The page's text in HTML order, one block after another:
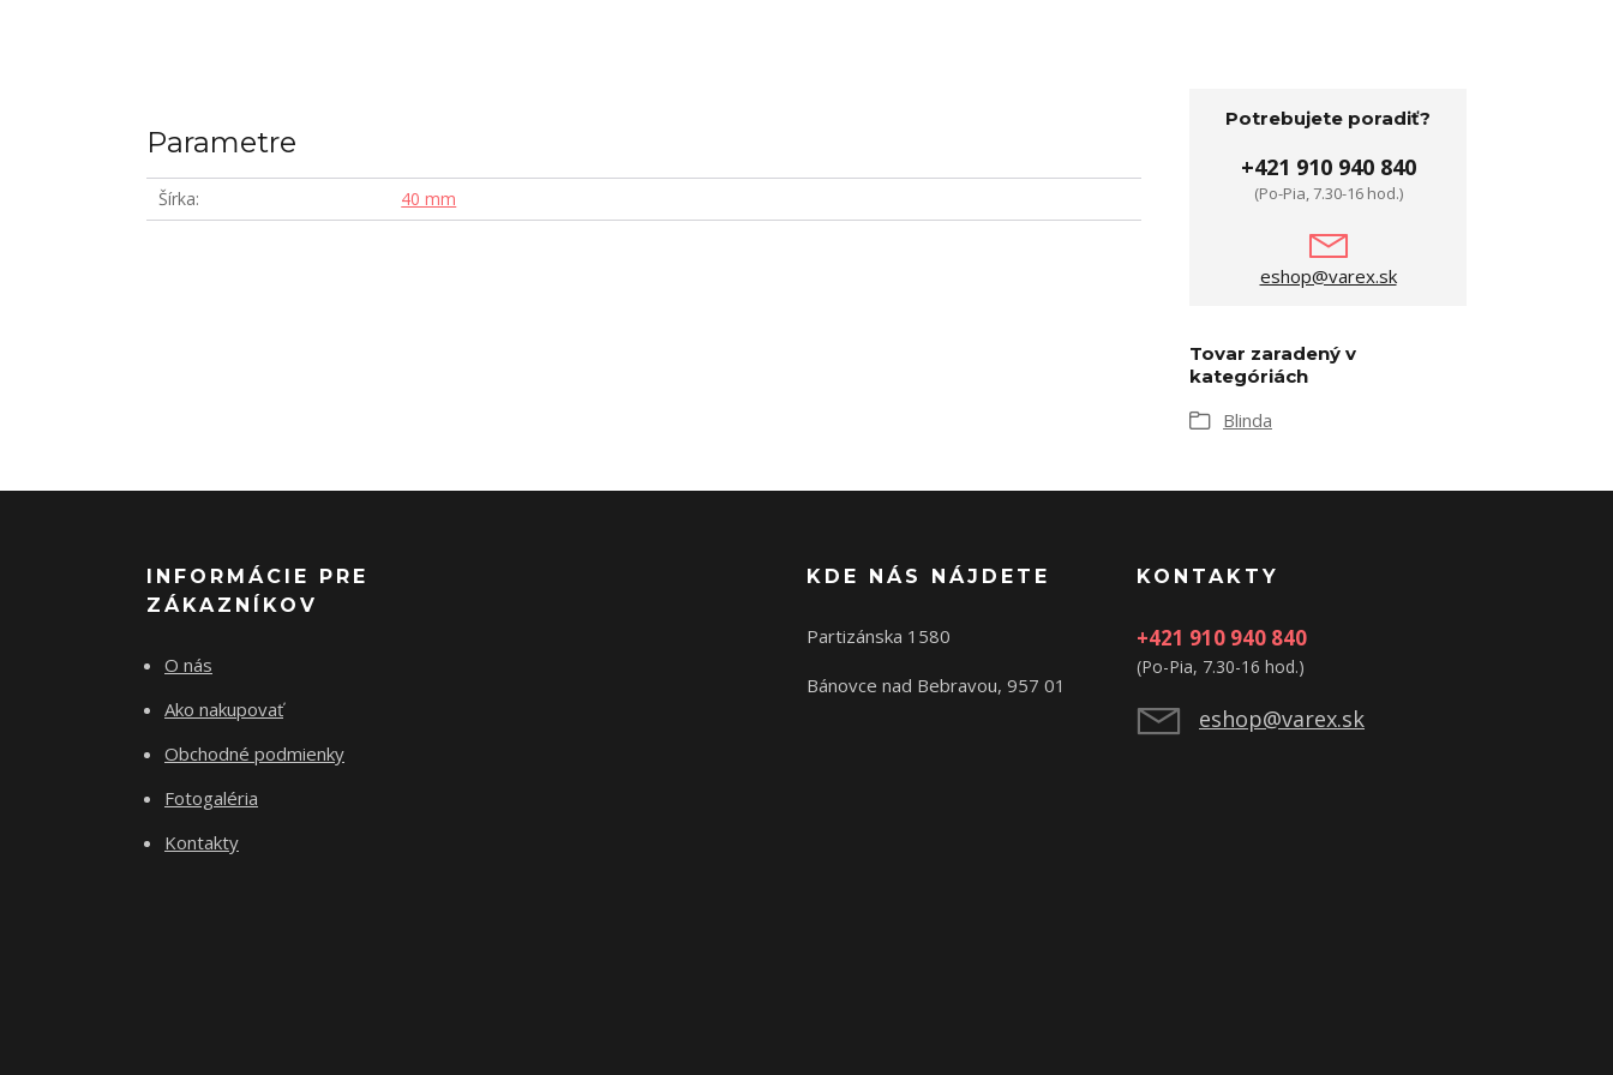
Parametre
Šírka 40 mm
Potrebujete poradiť?
+421 910 940 840
(Po-Pia, 7.30-16 hod.)
eshop@varex.sk
Tovar zaradený v
kategóriách
Blinda
INFORMÁCIE PRE
ZÁKAZNÍKOV
O nás
Ako nakupovať
Obchodné podmienky
Fotogaléria
Kontakty
KDE NÁS NÁJDETE
Partizánska 1580
Bánovce nad Bebravou, 957 01
KONTAKTY
+421 910 940 840
(Po-Pia, 7.30-16 hod.)
eshop@varex.sk